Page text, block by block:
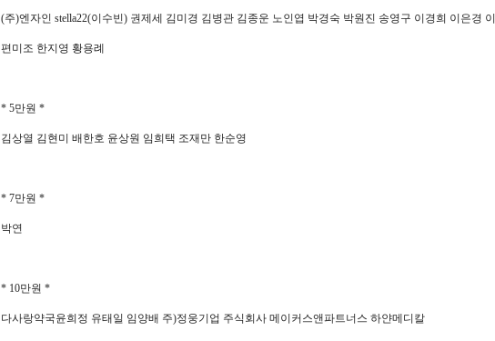
(주)엔자인 stella22(이수빈) 권제세 김미경 김병관 김종운 노인엽 박경숙 박원진 송영구 이경희 이은경
편미조 한지영 황용례
* 5만원 *
김상열 김현미 배한호 윤상원 임희택 조재만 한순영
* 7만원 *
박연
* 10만원 *
다사랑약국윤희정 유태일 임양배 주)정웅기업 주식회사 메이커스앤파트너스 하얀메디칼